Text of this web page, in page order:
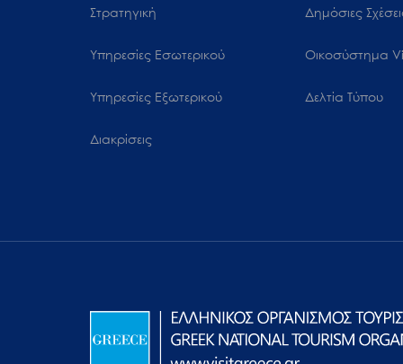
Στρατηγική
Υπηρεσίες Εσωτερικού
Υπηρεσίες Εξωτερικού
Διακρίσεις
Δημόσιες
Oικοσύστημα
Δελτία Τύπου